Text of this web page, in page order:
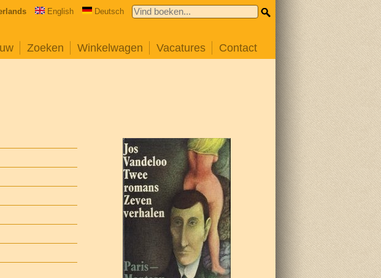
English Deutsch
Zoeken Winkelwagen Vacatures Contact